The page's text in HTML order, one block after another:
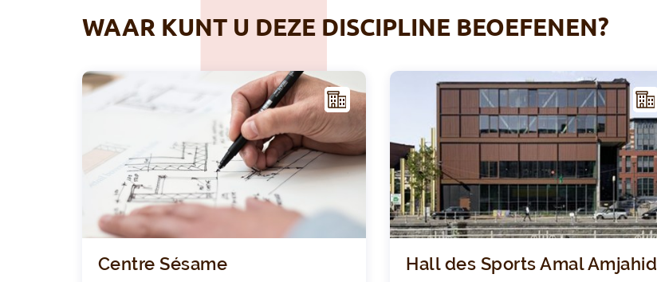
WAAR KUNT U DEZE DISCIPLINE BEOEFENEN?
NFR
AST
RUC
Centre Sésame
NFR
AST
RUC
TUU
R
Hall des Sports Amal Amjahid